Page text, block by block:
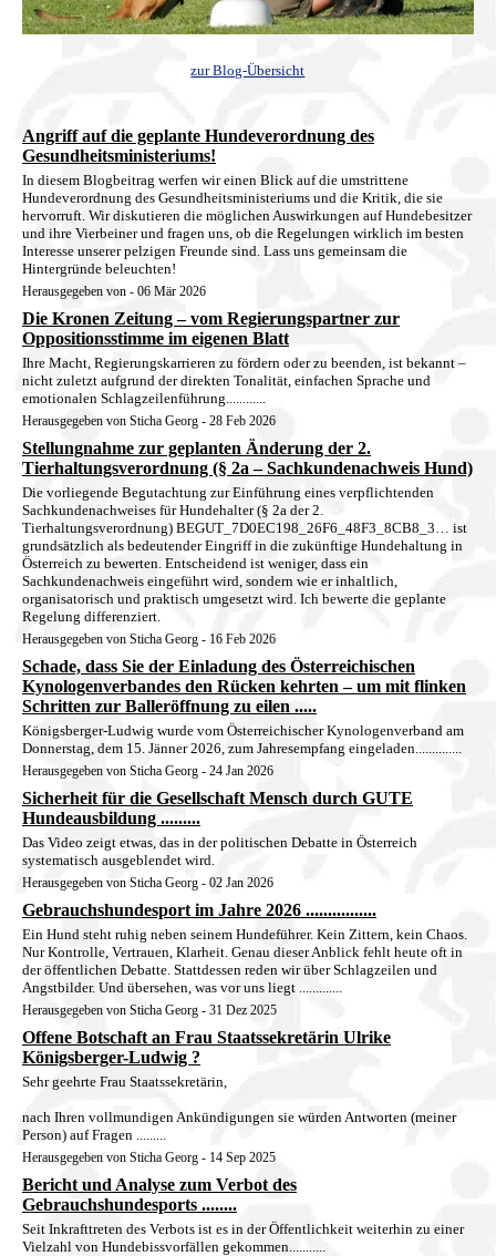
zur Blog-Übersicht
Angriff auf die geplante Hundeverordnung des
Gesundheitsministeriums!
In diesem Blogbeitrag werfen wir einen Blick auf die umstrittene
Hundeverordnung des Gesundheitsministeriums und die Kritik, die sie
hervorruft. Wir diskutieren die möglichen Auswirkungen auf Hundebesitzer
und ihre Vierbeiner und fragen uns, ob die Regelungen wirklich im besten
Interesse unserer pelzigen Freunde sind. Lass uns gemeinsam die
Hintergründe beleuchten!
Herausgegeben von - 06 Mär 2026
Die Kronen Zeitung – vom Regierungspartner zur
Oppositionsstimme im eigenen Blatt
Ihre Macht, Regierungskarrieren zu fördern oder zu beenden, ist bekannt –
nicht zuletzt aufgrund der direkten Tonalität, einfachen Sprache und
emotionalen Schlagzeilenführung............
Herausgegeben von Sticha Georg - 28 Feb 2026
Stellungnahme zur geplanten Änderung der 2.
Tierhaltungsverordnung (§ 2a – Sachkundenachweis Hund)
Die vorliegende Begutachtung zur Einführung eines verpflichtenden
Sachkundenachweises für Hundehalter (§ 2a der 2.
Tierhaltungsverordnung) BEGUT_7D0EC198_26F6_48F3_8CB8_3… ist
grundsätzlich als bedeutender Eingriff in die zukünftige Hundehaltung in
Österreich zu bewerten. Entscheidend ist weniger, dass ein
Sachkundenachweis eingeführt wird, sondern wie er inhaltlich,
organisatorisch und praktisch umgesetzt wird. Ich bewerte die geplante
Regelung differenziert.
Herausgegeben von Sticha Georg - 16 Feb 2026
Schade, dass Sie der Einladung des Österreichischen
Kynologenverbandes den Rücken kehrten – um mit flinken
Schritten zur Balleröffnung zu eilen .....
Königsberger-Ludwig wurde vom Österreichischer Kynologenverband am
Donnerstag, dem 15. Jänner 2026, zum Jahresempfang eingeladen..............
Herausgegeben von Sticha Georg - 24 Jan 2026
Sicherheit für die Gesellschaft Mensch durch GUTE
Hundeausbildung .........
Das Video zeigt etwas, das in der politischen Debatte in Österreich
systematisch ausgeblendet wird.
Herausgegeben von Sticha Georg - 02 Jan 2026
Gebrauchshundesport im Jahre 2026 ................
Ein Hund steht ruhig neben seinem Hundeführer. Kein Zittern, kein Chaos.
Nur Kontrolle, Vertrauen, Klarheit. Genau dieser Anblick fehlt heute oft in
der öffentlichen Debatte. Stattdessen reden wir über Schlagzeilen und
Angstbilder. Und übersehen, was vor uns liegt .............
Herausgegeben von Sticha Georg - 31 Dez 2025
Offene Botschaft an Frau Staatssekretärin Ulrike
Königsberger-Ludwig ?
Sehr geehrte Frau Staatssekretärin,
nach Ihren vollmundigen Ankündigungen sie würden Antworten (meiner
Person) auf Fragen .........
Herausgegeben von Sticha Georg - 14 Sep 2025
Bericht und Analyse zum Verbot des
Gebrauchshundesports ........
Seit Inkrafttreten des Verbots ist es in der Öffentlichkeit weiterhin zu einer
Vielzahl von Hundebissvorfällen gekommen...........